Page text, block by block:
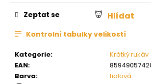
Kategorie:
Krátký rukáv
EAN:
Barva: fialová
Zeptat se Hlídat
Kontrolní tabulky velikostí